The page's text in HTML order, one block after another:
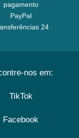
pagamento
PayPal
24
nos em:
TikTok
Facebook